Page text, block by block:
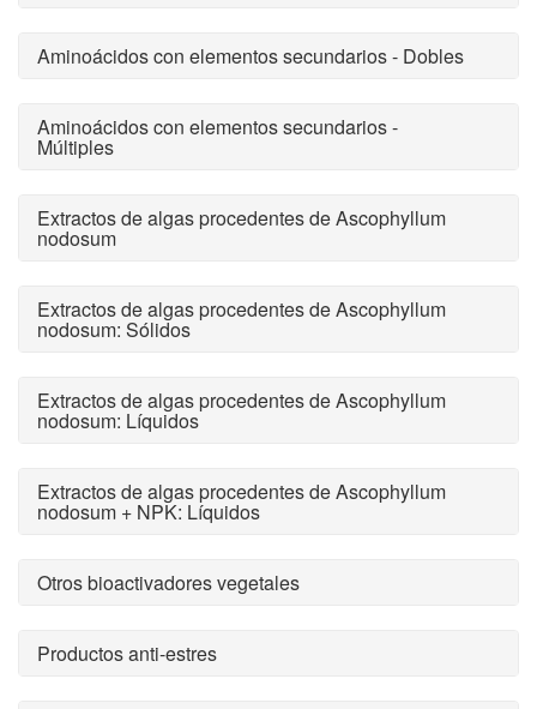
Aminoácidos con elementos secundarios - Dobles
Aminoácidos con elementos secundarios -
Múltiples
Extractos de algas procedentes de Ascophyllum
nodosum
Extractos de algas procedentes de Ascophyllum
nodosum: Sólidos
Extractos de algas procedentes de Ascophyllum
nodosum: Líquidos
Extractos de algas procedentes de Ascophyllum
nodosum + NPK: Líquidos
Otros bioactivadores vegetales
Productos anti-estres